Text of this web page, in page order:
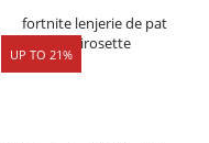
UP TO 21%